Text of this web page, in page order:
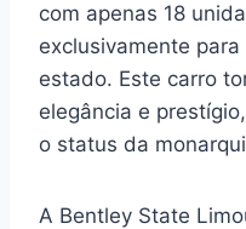
com apenas 18
exclusivamente
estado. Este carro
elegância e
o status da
A Bentley State